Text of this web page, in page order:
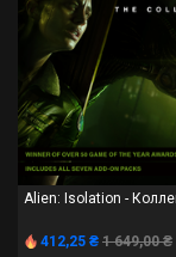
Alien: Isolation -
412,25 ₴ 1 649,00 ₴